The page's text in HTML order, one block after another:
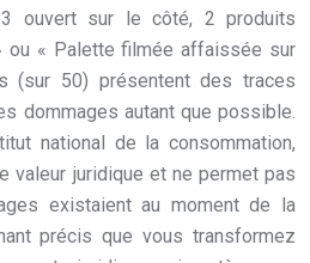
ouvert sur le côté, 2 produits
ou « Palette filmée affaissée sur
(sur 50) présentent des traces
dommages autant que possible.
national de la consommation,
valeur juridique et ne permet pas
existaient au moment de la
précis que vous transformez